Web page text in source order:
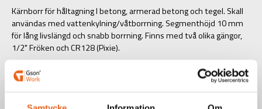
Kärnborr för håltagning I betong, armerad betong och tegel. Skall
användas med vattenkylning/våtborrning. Segmenthöjd 10 mm
för lång livslängd och snabb borrning. Finns med två olika gängor,
1/2" Fröken och CR128 (Pixie).
Art.nr.: 841112
EAN-kod: 7340090220579